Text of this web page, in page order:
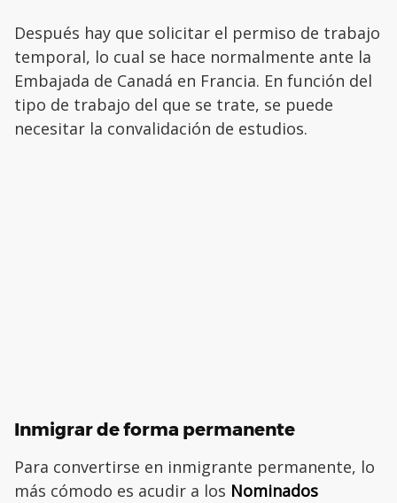
Después hay que solicitar el permiso de trabajo
temporal, lo cual se hace normalmente ante la
Embajada de Canadá en Francia. En función del
tipo de trabajo del que se trate, se puede
necesitar la convalidación de estudios.
Inmigrar de forma permanente
Para convertirse en inmigrante permanente, lo
más cómodo es acudir a los Nominados